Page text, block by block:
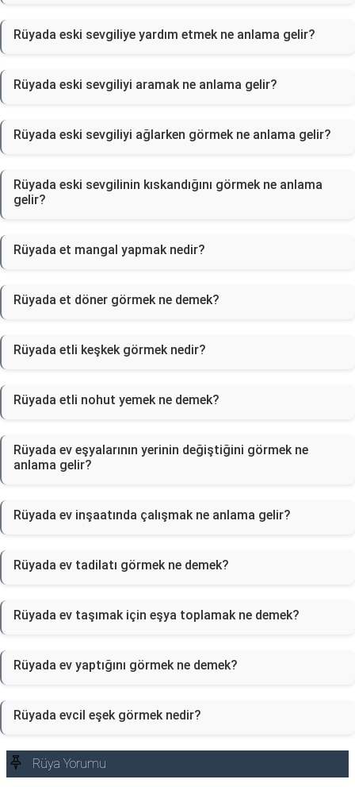
Rüyada eski sevgiliye yardım etmek ne anlama gelir?
Rüyada eski sevgiliyi aramak ne anlama gelir?
Rüyada eski sevgiliyi ağlarken görmek ne anlama gelir?
Rüyada eski sevgilinin kıskandığını görmek ne anlama
gelir?
Rüyada et mangal yapmak nedir?
Rüyada et döner görmek ne demek?
Rüyada etli keşkek görmek nedir?
Rüyada etli nohut yemek ne demek?
Rüyada ev eşyalarının yerinin değiştiğini görmek ne
anlama gelir?
Rüyada ev inşaatında çalışmak ne anlama gelir?
Rüyada ev tadilatı görmek ne demek?
Rüyada ev taşımak için eşya toplamak ne demek?
Rüyada ev yaptığını görmek ne demek?
Rüyada evcil eşek görmek nedir?
Rüya Yorumu